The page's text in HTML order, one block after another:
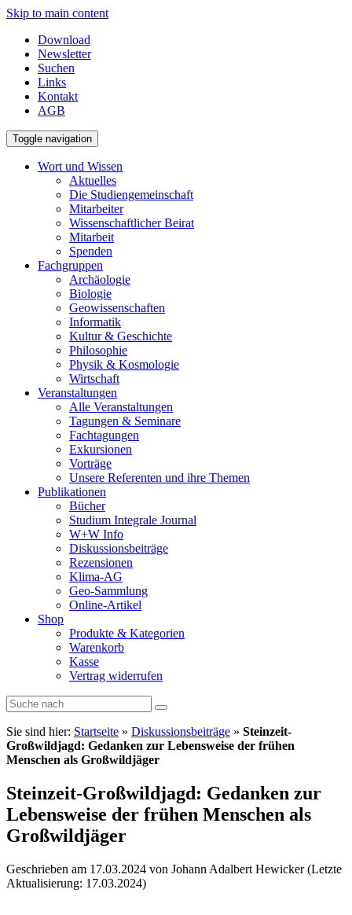
Skip to main content
Download
Newsletter
Suchen
Links
Kontakt
AGB
Toggle navigation
Wort und Wissen
Aktuelles
Die Studiengemeinschaft
Mitarbeiter
Wissenschaftlicher Beirat
Mitarbeit
Spenden
Fachgruppen
Archäologie
Biologie
Geowissenschaften
Informatik
Kultur & Geschichte
Philosophie
Physik & Kosmologie
Wirtschaft
Veranstaltungen
Alle Veranstaltungen
Tagungen & Seminare
Fachtagungen
Exkursionen
Vorträge
Unsere Referenten und ihre Themen
Publikationen
Bücher
Studium Integrale Journal
W+W Info
Diskussionsbeiträge
Rezensionen
Klima-AG
Geo-Sammlung
Online-Artikel
Shop
Produkte & Kategorien
Warenkorb
Kasse
Vertrag widerrufen
Sie sind hier: Startseite » Diskussionsbeiträge » Steinzeit-
Großwildjagd: Gedanken zur Lebensweise der frühen
Menschen als Großwildjäger
Steinzeit-Großwildjagd: Gedanken zur
Lebensweise der frühen Menschen als
Großwildjäger
Geschrieben am 17.03.2024 von Johann Adalbert Hewicker (Letzte
Aktualisierung: 17.03.2024)